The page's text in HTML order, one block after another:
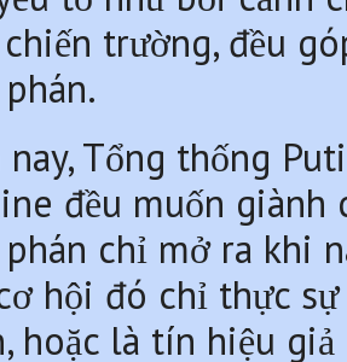
trường, đều
nay, Tổng thống
đều muốn
chỉ mở ra khi
hội đó chỉ thực
hoặc là tín hiệu